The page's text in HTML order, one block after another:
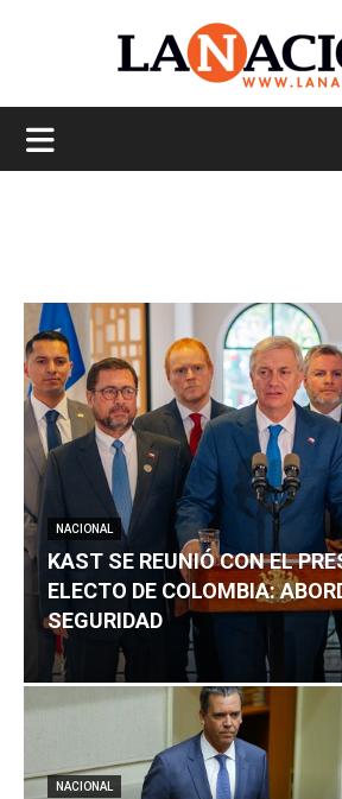
NACIONAL
KAST SE REUNIÓ CON EL
ELECTO DE COLOMBIA:
SEGURIDAD
NACIONAL